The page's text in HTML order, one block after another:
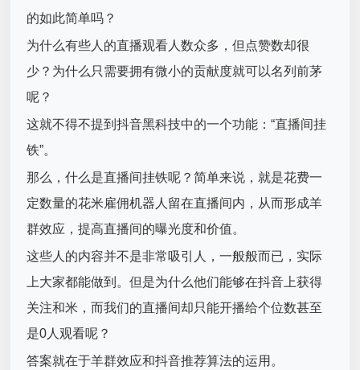
的如此简单吗？
为什么有些人的直播观看人数众多，但点赞数却很
少？为什么只需要拥有微小的贡献度就可以名列前茅
呢？
这就不得不提到抖音黑科技中的一个功能：“直播间挂
铁”。
那么，什么是直播间挂铁呢？简单来说，就是花费一
定数量的花米雇佣机器人留在直播间内，从而形成羊
群效应，提高直播间的曝光度和价值。
这些人的内容并不是非常吸引人，一般般而已，实际
上大家都能做到。但是为什么他们能够在抖音上获得
关注和米，而我们的直播间却只能开播给个位数甚至
是0人观看呢？
答案就在于羊群效应和抖音推荐算法的运用。